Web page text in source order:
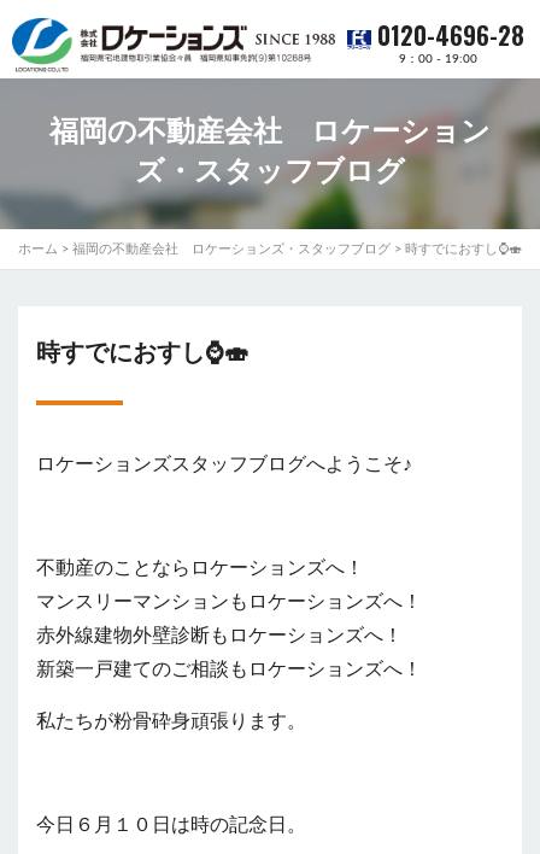
0120-4696-28
9：00 - 19:00
福岡の不動産会社 ロケーション
ズ・スタッフブログ
ホーム > 福岡の不動産会社 ロケーションズ・スタッフブログ > 時すでにおすし⌚🍣
時すでにおすし⌚🍣
ロケーションズスタッフブログへようこそ♪
不動産のことならロケーションズへ！
マンスリーマンションもロケーションズへ！
赤外線建物外壁診断もロケーションズへ！
新築一戸建てのご相談もロケーションズへ！
私たちが粉骨砕身頑張ります。
今日６月１０日は時の記念日。